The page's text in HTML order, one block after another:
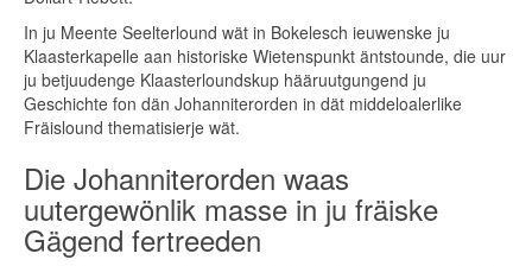
In ju Meente Seelterlound wät in Bokelesch ieuwenske ju
Klaasterkapelle aan historiske Wietenspunkt äntstounde, die uur
ju betjuudenge Klaasterloundskup hääruutgungend ju
Geschichte fon dän Johanniterorden in dät middeloalerlike
Fräislound thematisierje wät.
Die Johanniterorden waas
uutergewönlik masse in ju fräiske
Gägend fertreeden